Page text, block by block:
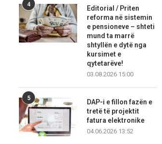
4
Editorial / Priten
reforma në sistemin
e pensioneve – shteti
mund ta marrë
shtyllën e dytë nga
kursimet e
qytetarëve!
03.08.2026 15:00
5
DAP-i e fillon fazën e
tretë të projektit
fatura elektronike
04.06.2026 13:52